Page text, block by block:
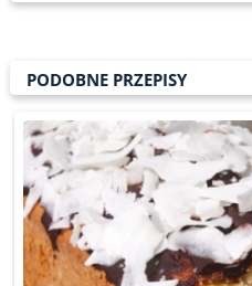
PODOBNE PRZEPISY